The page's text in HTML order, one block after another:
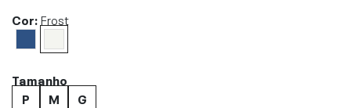
Cor:Frost
Tamanho
P
M G